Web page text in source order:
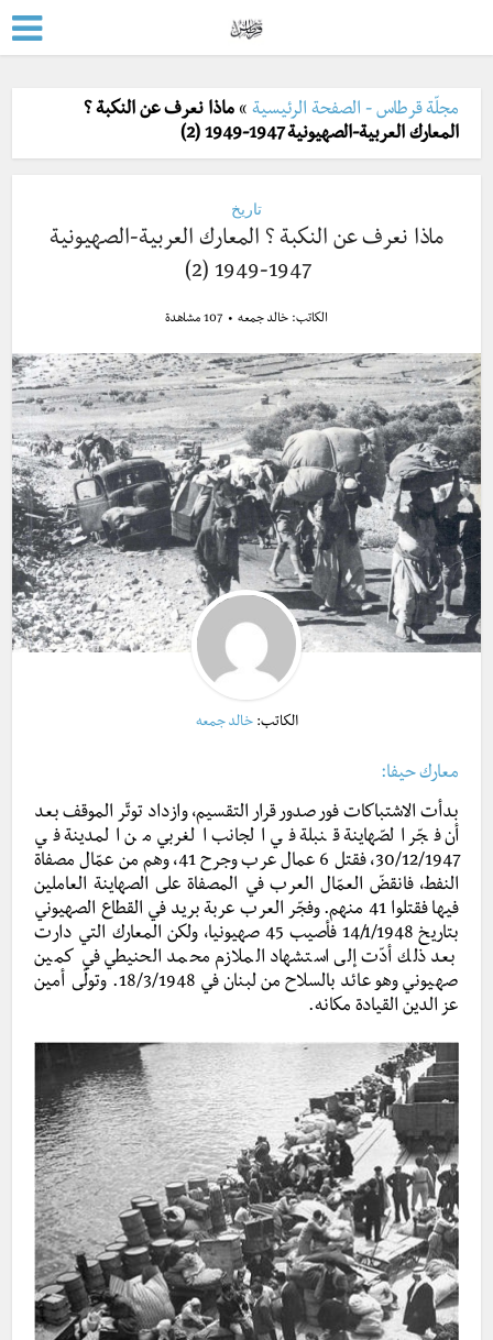
مجلّة قرطاس - الصفحة الرئيسية »ماذا نعرف عن النكبة ؟
المعارك العربية-الصهيونية 1947-1949 (2)
تاريخ
ماذا نعرف عن النكبة ؟ المعارك العربية-الصهيونية
1947-1949 (2)
الكاتب: خالد جمعه 107 مشاهدة
الكاتب:خالد جمعه
معارك حيفا:
بدأت الاشتباكات فور صدور قرار التقسيم، وازداد توتّر الموقف بعد
أن فجّر الصّهاينة قنبلة في الجانب الغربي من المدينة في
30/12/1947، فقتل 6 عمال عرب وجرح 41، وهم من عمّال مصفاة
النفط، فانقضّ العمّال العرب في المصفاة على الصهاينة العاملين
فيها فقتلوا 41 منهم. وفجّر العرب عربة بريد في القطاع الصهيوني
بتاريخ 14/1/1948 فأصيب 45 صهيونيا، ولكن المعارك التي دارت
بعد ذلك أدّت إلى استشهاد الملازم محمد الحنيطي في كمين
صهيوني وهو عائد بالسلاح من لبنان في 18/3/1948. وتولّى أمين
عز الدين القيادة مكانه.